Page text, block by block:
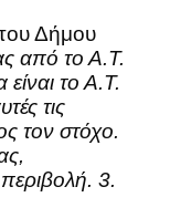
Δήμου
από το Α.Τ.
το Α.Τ.
τις
τον στόχο.
3.